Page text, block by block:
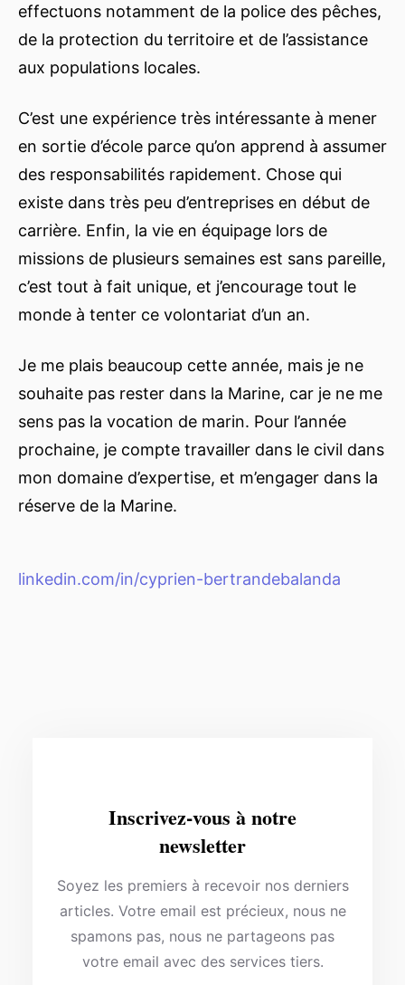
effectuons notamment de la police des pêches,
de la protection du territoire et de l’assistance
aux populations locales.
C’est une expérience très intéressante à mener
en sortie d’école parce qu’on apprend à assumer
des responsabilités rapidement. Chose qui
existe dans très peu d’entreprises en début de
carrière. Enfin, la vie en équipage lors de
missions de plusieurs semaines est sans pareille,
c’est tout à fait unique, et j’encourage tout le
monde à tenter ce volontariat d’un an.
Je me plais beaucoup cette année, mais je ne
souhaite pas rester dans la Marine, car je ne me
sens pas la vocation de marin. Pour l’année
prochaine, je compte travailler dans le civil dans
mon domaine d’expertise, et m’engager dans la
réserve de la Marine.
linkedin.com/in/cyprien-bertrandebalanda
Inscrivez-vous à notre
newsletter
Soyez les premiers à recevoir nos derniers
articles. Votre email est précieux, nous ne
spamons pas, nous ne partageons pas
votre email avec des services tiers.